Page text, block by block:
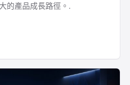
的產品成長路徑。.